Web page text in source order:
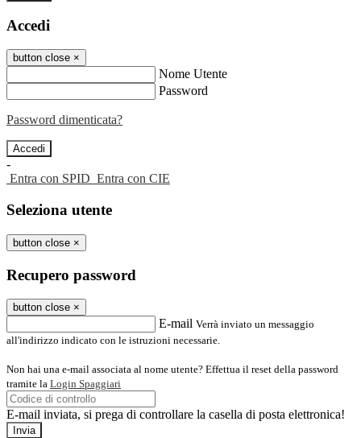
Accedi
button close ×
Nome Utente
Password
Password dimenticata?
-
Entra con SPID Entra con CIE
Seleziona utente
button close ×
Recupero password
button close ×
E-mail Verrà inviato un messaggio
all'indirizzo indicato con le istruzioni necessarie.
Non hai una e-mail associata al nome utente? Effettua il reset della password
tramite la Login Spaggiari
E-mail inviata, si prega di controllare la casella di posta elettronica!